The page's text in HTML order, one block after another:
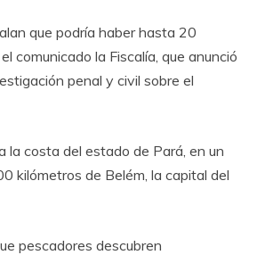
que podría haber hasta 20
comunicado la Fiscalía, que anunció
penal y civil sobre el
la costa del estado de Pará, en un
kilómetros de Belém, la capital del
pescadores descubren